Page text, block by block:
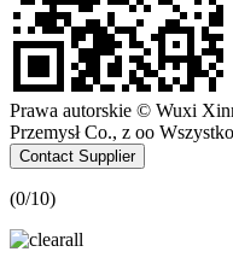
Prawa autorskie © Wuxi
Przemysł Co., z oo
Contact Supplier
(0/10)